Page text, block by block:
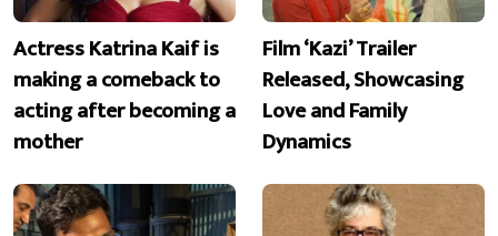
Actress Katrina Kaif is
making a comeback to
acting after becoming a
mother
Film ‘Kazi’ Trailer
Released, Showcasing
Love and Family
Dynamics